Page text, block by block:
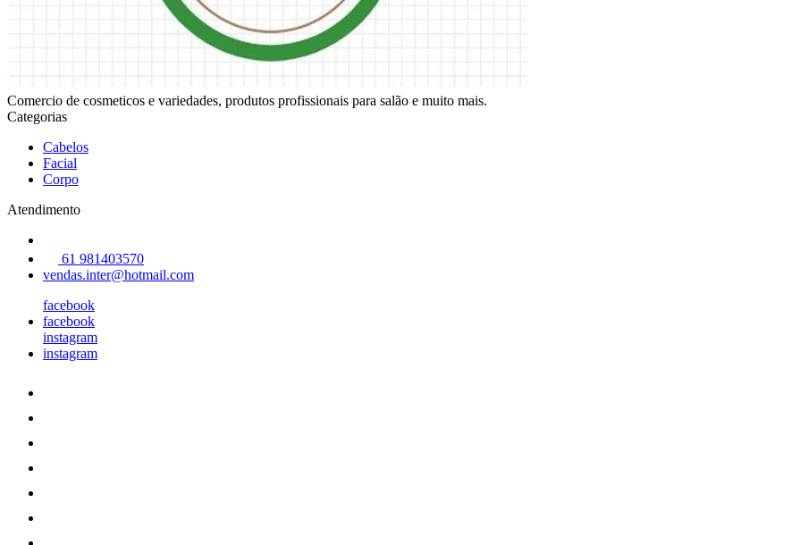
Comercio de cosmeticos e variedades, produtos profissionais para salão e muito mais.
Categorias
Cabelos
Facial
Corpo
Atendimento
61 981403570
vendas.inter@hotmail.com
facebook
facebook
instagram
instagram